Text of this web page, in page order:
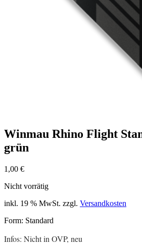
Winmau Rhino Flight
grün
1,00 €
Nicht vorrätig
inkl. 19 % MwSt. zzgl. Versandkosten
Form: Standard
Infos: Nicht in OVP, neu